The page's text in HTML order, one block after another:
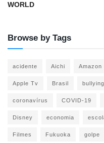
WORLD
Browse by Tags
acidente Aichi Amazon
Apple Tv Brasil bullying
coronavírus COVID-19
Disney economia
Filmes Fukuoka golpe